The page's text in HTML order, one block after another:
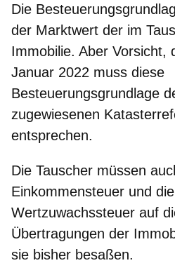
Die
der Marktwert der im
Immobilie. Aber Vorsicht,
Januar 2022 muss diese
Besteuerungsgrundlage
zugewiesenen
entsprechen.
Die Tauscher müssen
Einkommensteuer und die
Wertzuwachssteuer auf
Übertragungen der
sie bisher besaßen.